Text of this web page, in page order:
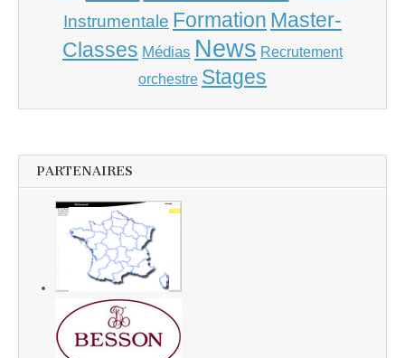
Instrumentale Formation Master-
Classes Médias News Recrutement
orchestre Stages
PARTENAIRES